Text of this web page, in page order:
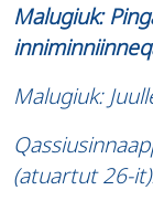
Malugiuk:
Malugiuk:
(atuartut 26-